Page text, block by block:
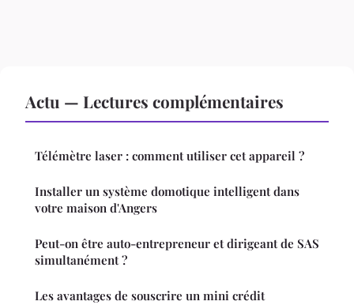
Actu — Lectures complémentaires
Télémètre laser : comment utiliser cet appareil ?
Installer un système domotique intelligent dans
votre maison d'Angers
Peut-on être auto-entrepreneur et dirigeant de SAS
simultanément ?
Les avantages de souscrire un mini crédit